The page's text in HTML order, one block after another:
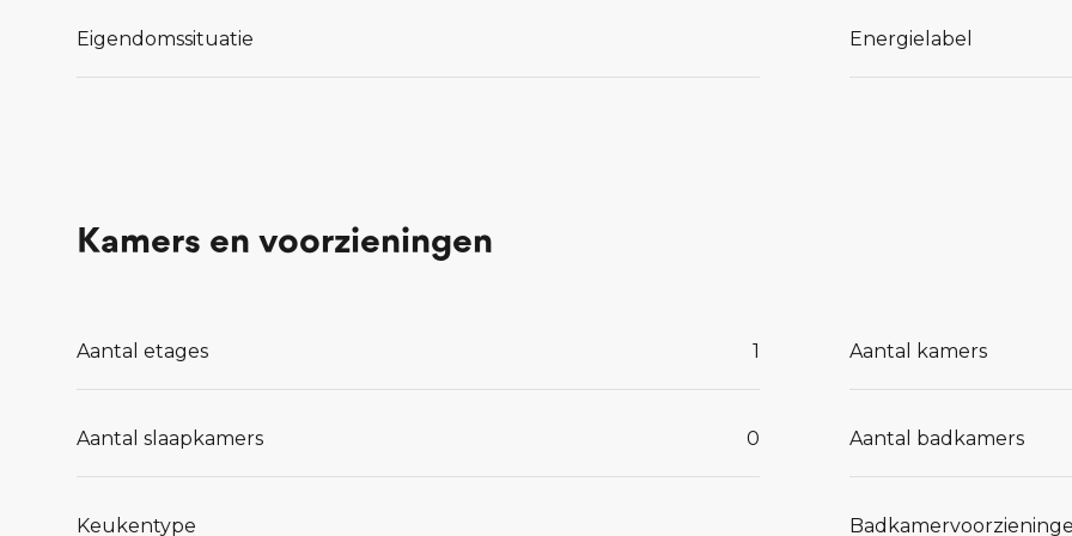
Lees meer...
Eigendomssituatie Energielabel
Kamers en voorzieningen
Aantal etages 1 Aantal kamers
Aantal slaapkamers 0 Aantal badkamers
Keukentype